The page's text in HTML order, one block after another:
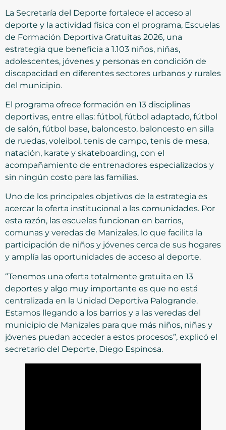
La Secretaría del Deporte fortalece el acceso al
deporte y la actividad física con el programa, Escuelas
de Formación Deportiva Gratuitas 2026, una
estrategia que beneficia a 1.103 niños, niñas,
adolescentes, jóvenes y personas en condición de
discapacidad en diferentes sectores urbanos y rurales
del municipio.
El programa ofrece formación en 13 disciplinas
deportivas, entre ellas: fútbol, fútbol adaptado, fútbol
de salón, fútbol base, baloncesto, baloncesto en silla
de ruedas, voleibol, tenis de campo, tenis de mesa,
natación, karate y skateboarding, con el
acompañamiento de entrenadores especializados y
sin ningún costo para las familias.
Uno de los principales objetivos de la estrategia es
acercar la oferta institucional a las comunidades. Por
esta razón, las escuelas funcionan en barrios,
comunas y veredas de Manizales, lo que facilita la
participación de niños y jóvenes cerca de sus hogares
y amplía las oportunidades de acceso al deporte.
“Tenemos una oferta totalmente gratuita en 13
deportes y algo muy importante es que no está
centralizada en la Unidad Deportiva Palogrande.
Estamos llegando a los barrios y a las veredas del
municipio de Manizales para que más niños, niñas y
jóvenes puedan acceder a estos procesos”, explicó el
secretario del Deporte, Diego Espinosa.